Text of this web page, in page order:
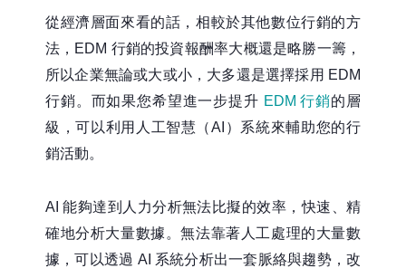
從經濟層面來看的話，相較於其他數位行銷的方
法，EDM 行銷的投資報酬率大概還是略勝一籌，
所以企業無論或大或小，大多還是選擇採用 EDM
行銷。而如果您希望進一步提升 EDM 行銷的層
級，可以利用人工智慧（AI）系統來輔助您的行
銷活動。
AI 能夠達到人力分析無法比擬的效率，快速、精
確地分析大量數據。無法靠著人工處理的大量數
據，可以透過 AI 系統分析出一套脈絡與趨勢，改